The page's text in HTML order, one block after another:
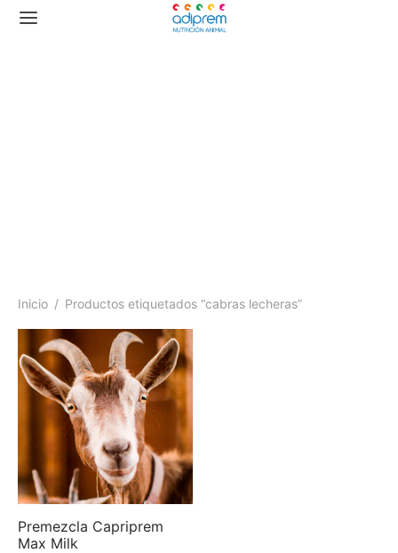
Inicio / Productos etiquetados “cabras lecheras”
Premezcla Capriprem
Max Milk